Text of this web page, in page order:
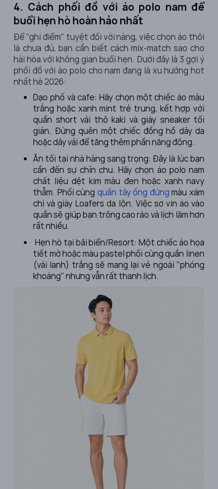
4. Cách phối đồ với áo polo nam để
buổi hẹn hò hoàn hảo nhất
Để "ghi điểm" tuyệt đối với nàng, việc chọn áo thôi
là chưa đủ, bạn cần biết cách mix-match sao cho
hài hòa với không gian buổi hẹn. Dưới đây là 3 gợi ý
phối đồ với áo polo cho nam đang là xu hướng hot
nhất hè 2026:
Dạo phố và cafe: Hãy chọn một chiếc áo màu
trắng hoặc xanh mint trẻ trung, kết hợp với
quần short vải thô kaki và giày sneaker tối
giản. Đừng quên một chiếc đồng hồ dây da
hoặc dây vải để tăng thêm phần năng động.
Ăn tối tại nhà hàng sang trọng: Đây là lúc bạn
cần đến sự chỉn chu. Hãy chọn áo polo nam
chất liệu dệt kim màu đen hoặc xanh navy
thẫm. Phối cùng quần tây ống đứng màu xám
chì và giày Loafers da lộn. Việc sơ vin áo vào
quần sẽ giúp bạn trông cao ráo và lịch lãm hơn
rất nhiều.
Hẹn hò tại bãi biển/Resort: Một chiếc áo họa
tiết mờ hoặc màu pastel phối cùng quần linen
(vải lanh) trắng sẽ mang lại vẻ ngoài "phóng
khoáng" nhưng vẫn rất thanh lịch.